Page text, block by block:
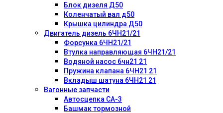
Блок дизеля Д50
Коленчатый вал д50
Крышка цилиндра Д50
Двигатель дизель 6ЧН21/21
Форсунка 6ЧН21/21
Втулка направляющая 6ЧН21/21
Водяной насос 6чн21 21
Пружина клапана 6ЧН21 21
Вкладыш шатуна 6ЧН21 21
Вагонные запчасти
Автосцепка СА-3
Башмак тормозной